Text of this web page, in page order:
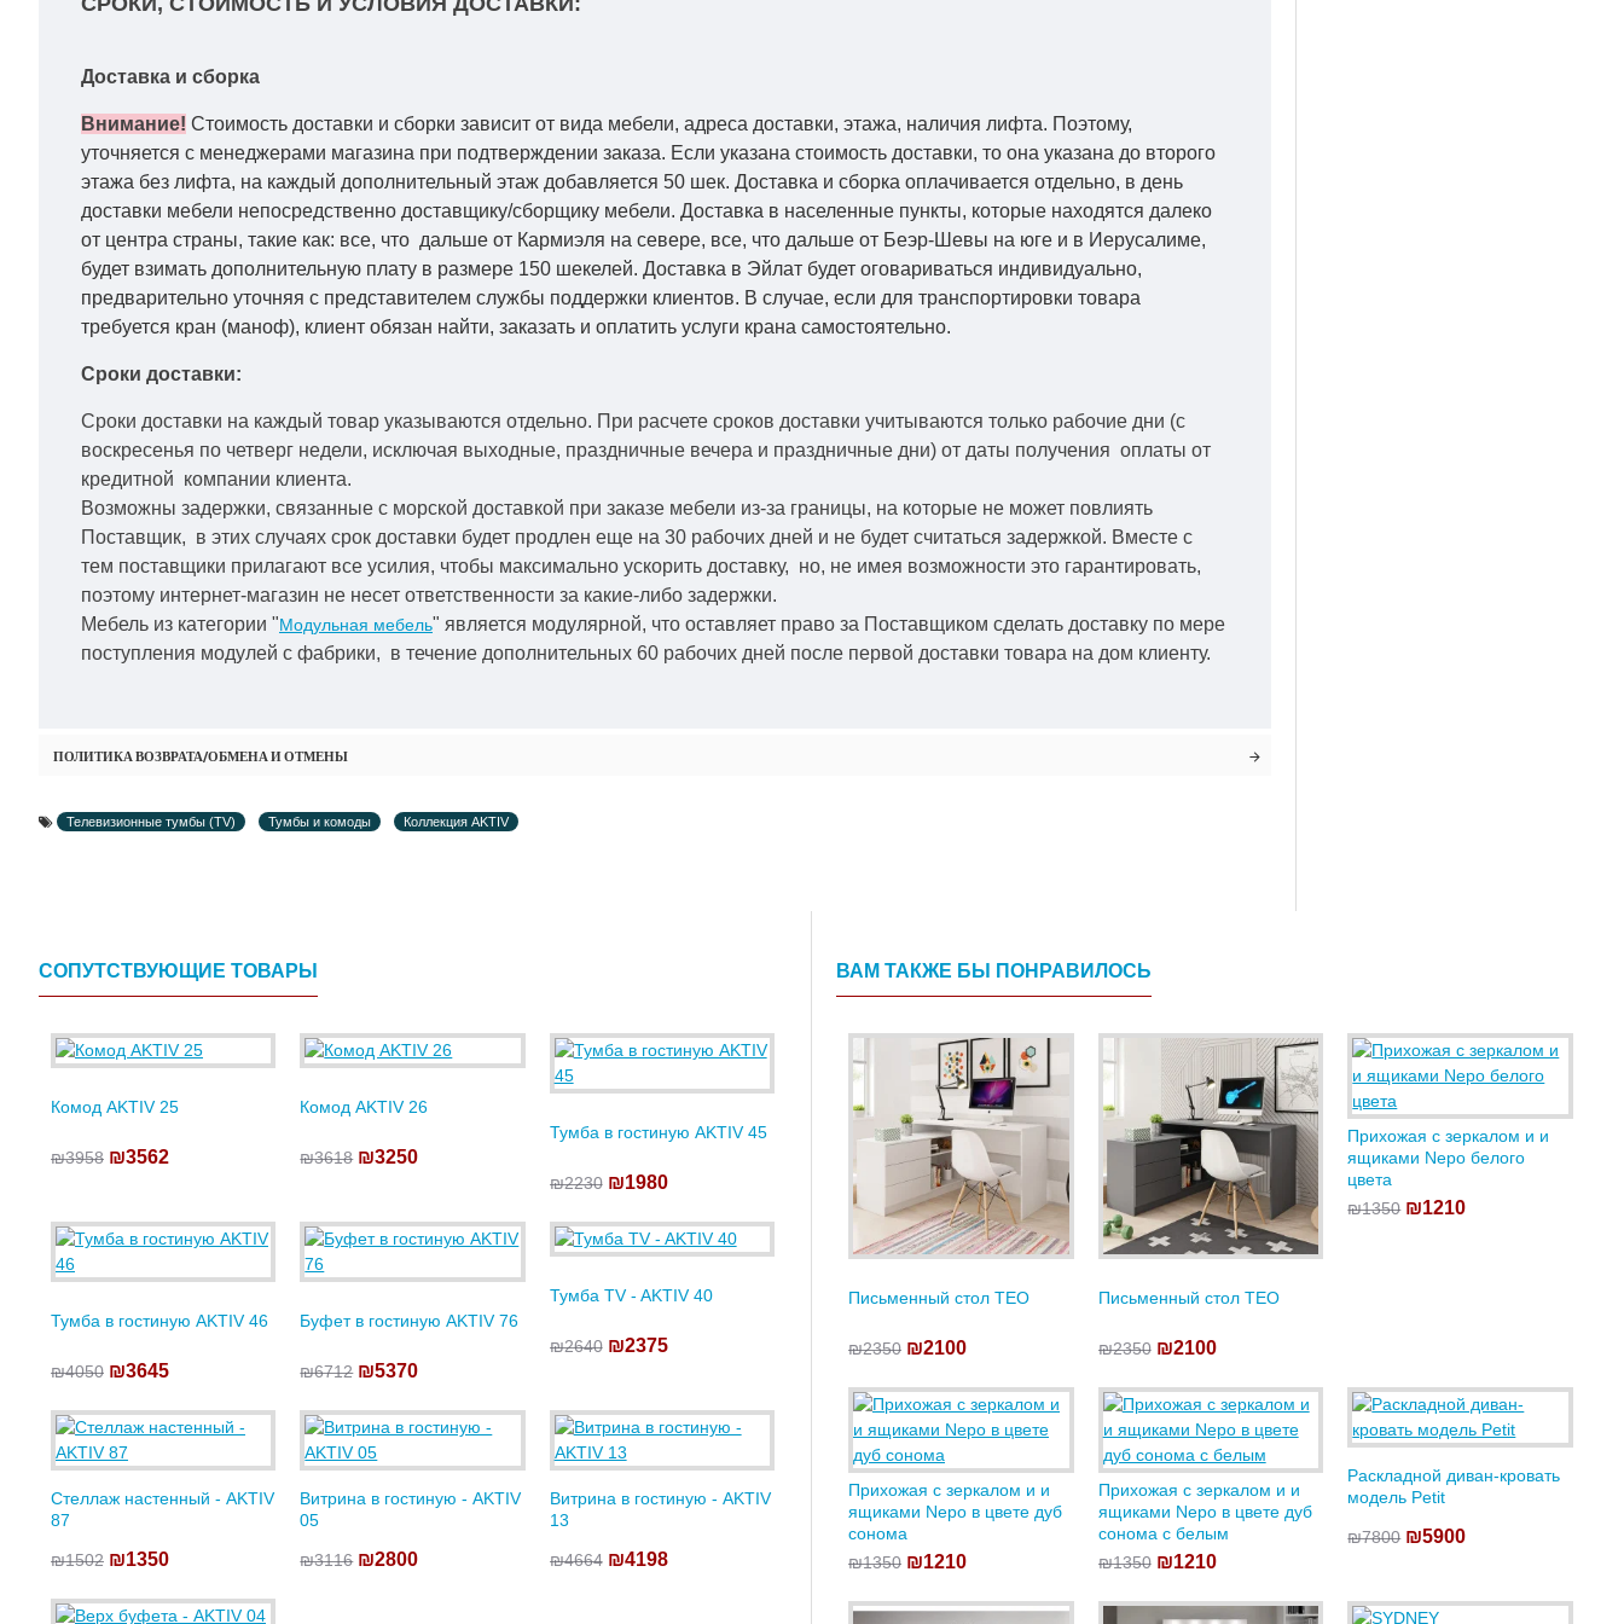
Доставка и сборка
Внимание! Стоимость доставки и сборки зависит от вида мебели, адреса доставки, этажа, наличия лифта. Поэтому,
уточняется с менеджерами магазина при подтверждении заказа. Если указана стоимость доставки, то она указана до второго
этажа без лифта, на каждый дополнительный этаж добавляется 50 шек. Доставка и сборка оплачивается отдельно, в день
доставки мебели непосредственно доставщику/сборщику мебели. Доставка в населенные пункты, которые находятся далеко
от центра страны, такие как: все, что дальше от Кармиэля на севере, все, что дальше от Беэр-Шевы на юге и в Иерусалиме,
будет взимать дополнительную плату в размере 150 шекелей. Доставка в Эйлат будет оговариваться индивидуально,
предварительно уточняя с представителем службы поддержки клиентов. В случае, если для транспортировки товара
требуется кран (маноф), клиент обязан найти, заказать и оплатить услуги крана самостоятельно.
Сроки доставки:
Сроки доставки на каждый товар указываются отдельно. При расчете сроков доставки учитываются только рабочие дни (с
воскресенья по четверг недели, исключая выходные, праздничные вечера и праздничные дни) от даты получения оплаты от
кредитной компании клиента.
Возможны задержки, связанные с морской доставкой при заказе мебели из-за границы, на которые не может повлиять
Поставщик, в этих случаях срок доставки будет продлен еще на 30 рабочих дней и не будет считаться задержкой. Вместе с
тем поставщики прилагают все усилия, чтобы максимально ускорить доставку, но, не имея возможности это гарантировать,
поэтому интернет-магазин не несет ответственности за какие-либо задержки.
Мебель из категории "Модульная мебель" является модулярной, что оставляет право за Поставщиком сделать доставку по мере
поступления модулей с фабрики, в течение дополнительных 60 рабочих дней после первой доставки товара на дом клиенту.
ПОЛИТИКА ВОЗВРАТА/ОБМЕНА И ОТМЕНЫ
Телевизионные тумбы (TV) Тумбы и комоды Коллекция AKTIV
СОПУТСТВУЮЩИЕ ТОВАРЫ
Комод AKTIV 25
₪3958 ₪3562
Комод AKTIV 26
₪3618 ₪3250
Тумба в гостиную AKTIV 45
₪2230 ₪1980
Тумба в гостиную AKTIV 46
₪4050 ₪3645
Буфет в гостиную AKTIV 76
₪6712 ₪5370
Тумба TV - AKTIV 40
₪2640 ₪2375
Стеллаж настенный - AKTIV
87
₪1502 ₪1350
Витрина в гостиную - AKTIV
05
₪3116 ₪2800
Витрина в гостиную - AKTIV
13
₪4664 ₪4198
ВАМ ТАКЖЕ БЫ ПОНРАВИЛОСЬ
Письменный стол TEO
₪2350 ₪2100
Письменный стол TEO
₪2350 ₪2100
Прихожая с зеркалом и и
ящиками Nepo белого
цвета
₪1350 ₪1210
Прихожая с зеркалом и и
ящиками Nepo в цвете дуб
сонома
₪1350 ₪1210
Прихожая с зеркалом и и
ящиками Nepo в цвете дуб
сонома с белым
₪1350 ₪1210
Раскладной диван-кровать
модель Petit
₪7800 ₪5900